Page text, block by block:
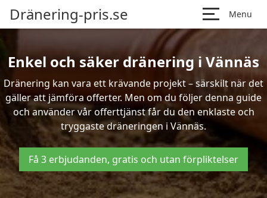
Dränering-pris.se Menu
Enkel och säker dränering i Vännäs
Dränering kan vara ett krävande projekt – särskilt när det
gäller att jämföra offerter. Men om du följer denna guide
och använder vår offerttjänst får du den enklaste och
tryggaste dräneringen i Vännäs.
Få 3 erbjudanden, gratis och utan förpliktelser